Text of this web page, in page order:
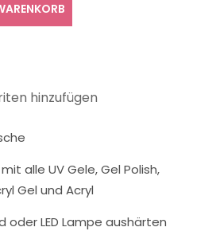
hinzufügen
alle UV Gele, Gel Polish,
Gel und Acryl
oder LED Lampe aushärten